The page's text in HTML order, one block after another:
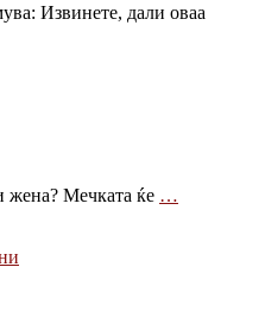
Извинете, дали оваа
жена? Мечката ќе …